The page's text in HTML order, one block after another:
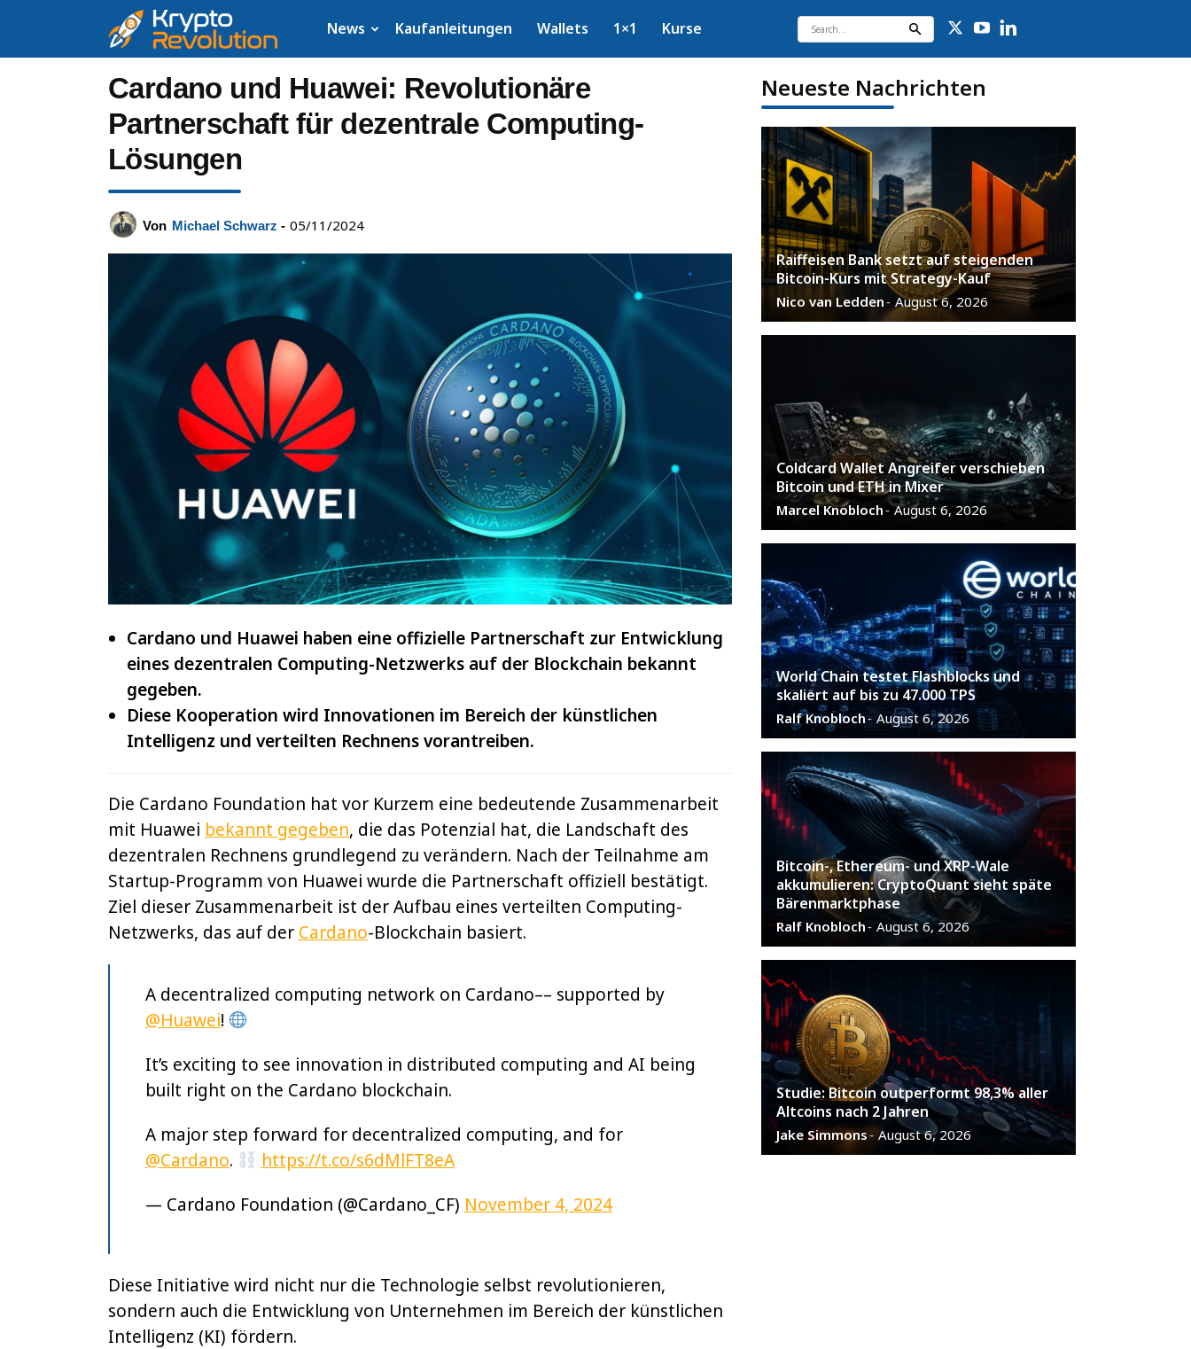
Krypto
News:
Aktuelle
Bitcoin,
XRP,
Dogecoin,
Cardano,
IOTA
und
VeChain
News Kaufanleitungen Wallets 1×1 Kurse
Cardano und Huawei: Revolutionäre
Partnerschaft für dezentrale Computing-
Lösungen
Von Michael Schwarz - 05/11/2024
Cardano und Huawei haben eine offizielle Partnerschaft zur Entwicklung
eines dezentralen Computing-Netzwerks auf der Blockchain bekannt
gegeben.
Diese Kooperation wird Innovationen im Bereich der künstlichen
Intelligenz und verteilten Rechnens vorantreiben.
Die Cardano Foundation hat vor Kurzem eine bedeutende Zusammenarbeit
mit Huawei bekannt gegeben, die das Potenzial hat, die Landschaft des
dezentralen Rechnens grundlegend zu verändern. Nach der Teilnahme am
Startup-Programm von Huawei wurde die Partnerschaft offiziell bestätigt.
Ziel dieser Zusammenarbeit ist der Aufbau eines verteilten Computing-
Netzwerks, das auf der Cardano-Blockchain basiert.
A decentralized computing network on Cardano–– supported by
@Huawei!
It’s exciting to see innovation in distributed computing and AI being
built right on the Cardano blockchain.
A major step forward for decentralized computing, and for
@Cardano.
https://t.co/s6dMlFT8eA
— Cardano Foundation (@Cardano_CF) November 4, 2024
Diese Initiative wird nicht nur die Technologie selbst revolutionieren,
sondern auch die Entwicklung von Unternehmen im Bereich der künstlichen
Intelligenz (KI) fördern.
Neueste Nachrichten
Raiffeisen Bank setzt auf steigenden
Bitcoin-Kurs mit Strategy-Kauf
Nico van Ledden- August 6, 2026
Coldcard Wallet Angreifer verschieben
Bitcoin und ETH in Mixer
Marcel Knobloch- August 6, 2026
World Chain testet Flashblocks und
skaliert auf bis zu 47.000 TPS
Ralf Knobloch- August 6, 2026
Bitcoin-, Ethereum- und XRP-Wale
akkumulieren: CryptoQuant sieht späte
Bärenmarktphase
Ralf Knobloch- August 6, 2026
Studie: Bitcoin outperformt 98,3% aller
Altcoins nach 2 Jahren
Jake Simmons- August 6, 2026